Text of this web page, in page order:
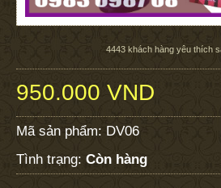
4443 khách hàng yêu thích
950.000 VND
Mã sản phẩm: DV06
Tình trạng: Còn hàng